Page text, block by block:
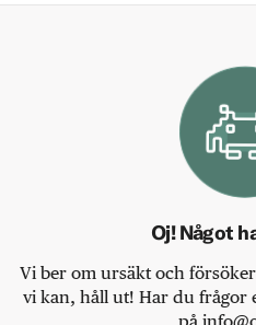
Oj! Något
Vi ber om ursäkt och
vi kan, håll ut! Har du frågor